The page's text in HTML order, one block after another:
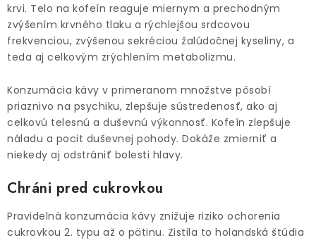
krvi. Telo na kofeín reaguje miernym a prechodným
zvýšením krvného tlaku a rýchlejšou srdcovou
frekvenciou, zvýšenou sekréciou žalúdočnej kyseliny, a
teda aj celkovým zrýchlením metabolizmu.
Konzumácia kávy v primeranom množstve pôsobí
priaznivo na psychiku, zlepšuje sústredenosť, ako aj
celkovú telesnú a duševnú výkonnosť. Kofeín zlepšuje
náladu a pocit duševnej pohody. Dokáže zmierniť a
niekedy aj odstrániť bolesti hlavy.
Chráni pred cukrovkou
Pravidelná konzumácia kávy znižuje riziko ochorenia
cukrovkou 2. typu až o pätinu. Zistila to holandská štúdia